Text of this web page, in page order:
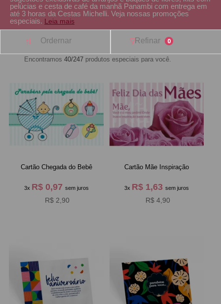
pelúcias e cesta de café da manhã Panambi com entrega em
até 3 horas da Cestas Michelli. Veja nossas promoções
especiais. Leia mais
Refinar 0
Ordernar
Encontramos40/247 produtos especiais para você.
Cartão Chegada do Bebê
3x R$ 0,97 sem juros
R$ 2,90
Cartão Mãe Inspiração
3x R$ 1,63sem juros
R$ 4,90